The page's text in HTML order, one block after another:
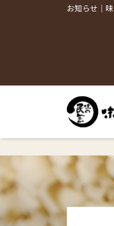
お知らせ｜